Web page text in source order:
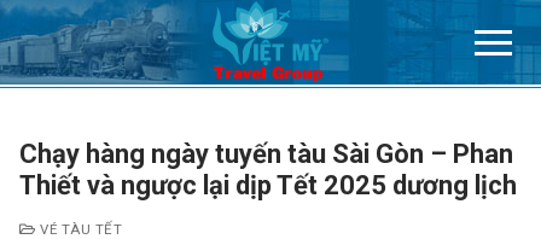
Chuyển
đến
nội
Chạy hàng ngày tuyến tàu Sài Gòn – Phan
Thiết và ngược lại dịp Tết 2025 dương lịch
VÉ TÀU TẾT